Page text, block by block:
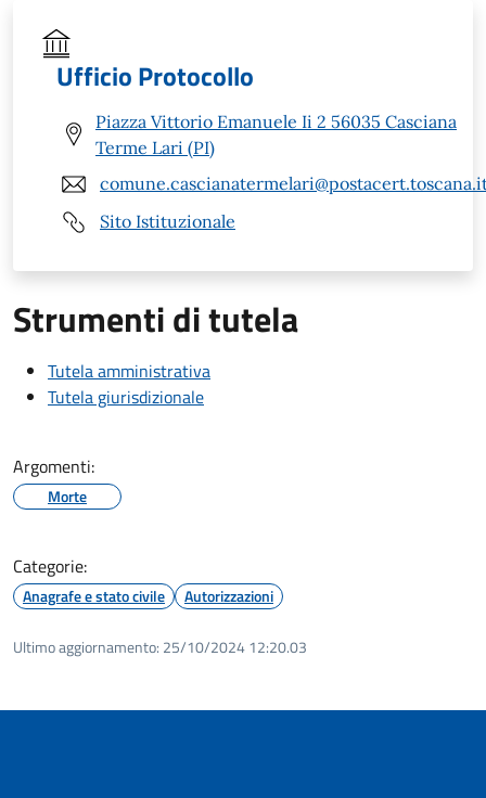
Ufficio Protocollo
Piazza Vittorio Emanuele Ii 2 56035 Casciana
Terme Lari (PI)
Sito Istituzionale
Strumenti di tutela
Tutela amministrativa
Tutela giurisdizionale
Argomenti:
Morte
Categorie:
Anagrafe e stato civile Autorizzazioni
Ultimo aggiornamento: 25/10/2024 12:20.03